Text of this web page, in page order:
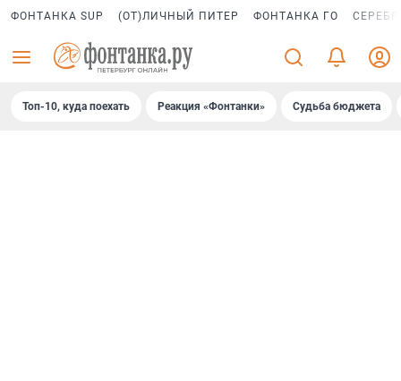
ФОНТАНКА SUP (ОТ)ЛИЧНЫЙ ПИТЕР ФОНТАНКА ГО
Топ-10, куда поехать Реакция «Фонтанки» Судьба бюджета